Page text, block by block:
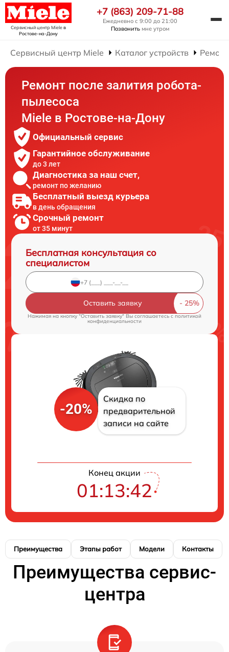
Сервисный центр Mieleв
Ростове-на-Дону
+7 (863) 209-71-88
Ежедневно с 9:00 до 21:00
Позвонить мне утром
Сервисный центр Miele Каталог устройств
Ремонт после залития робота-
пылесоса
Miele в Ростове-на-Дону
Официальный сервис
Гарантийное обслуживание
до 3 лет
Диагностика за наш счет,
ремонт по желанию
Бесплатный выезд курьера
в день обращения
Срочный ремонт
от 35 минут
Бесплатная консультация со
специалистом
Оставить заявку
Нажимая на кнопку "Оставить заявку" Вы соглашаетесь cполитикой
конфиденциальности
-20%
Скидка по
предварительной
записи на сайте
Конец акции
01:13:41
Преимущества Этапы работ Модели Контакты
Преимущества сервис-
центра